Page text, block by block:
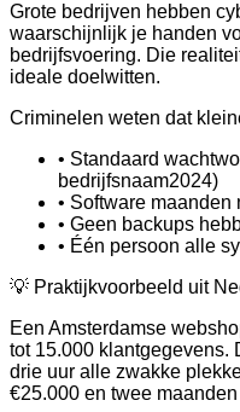
Grote bedrijven hebben
waarschijnlijk je handen
bedrijfsvoering. Die
ideale doelwitten.
Criminelen weten dat
• Standaard
bedrijfsnaam2024)
• Software maanden
• Geen backups
• Één persoon alle
💡 Praktijkvoorbeeld uit
Een Amsterdamse
tot 15.000 klantgegevens.
drie uur alle zwakke
€25.000 en twee